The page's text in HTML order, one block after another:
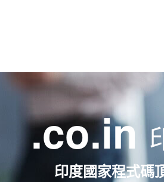
.co.in
印度國家程式碼